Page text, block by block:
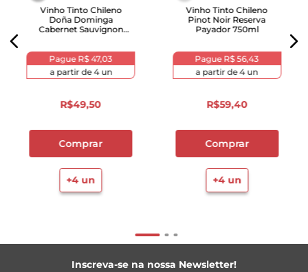
Vinho Tinto Chileno
Doña Dominga
Cabernet Sauvignon
Pague R$ 47,03
a partir de4un
R$49,50
Comprar
+4un
Vinho Tinto Chileno
Pinot Noir Reserva
Payador 750ml
Pague R$ 56,43
a partir de4un
R$59,40
Comprar
+4un
Inscreva-se na nossa Newsletter!